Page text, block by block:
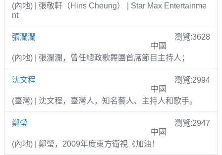
(內地) | 張敬軒（Hins Cheung） | Star Max Entertainme
nt
張瀾瀾
瀏覽:3628
中國
(內地) | 張瀾瀾，曾任總政歌舞團首席節目主持人；
沈文程
瀏覽:2994
中國
(臺灣) | 沈文程，臺灣人，知名藝人、主持人和歌手。
鄭瑩
瀏覽:2947
中國
(內地) | 鄭瑩，2009年度東方衛視《加油！